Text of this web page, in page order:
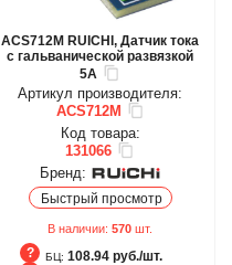
ACS712M RUICHI, Датчик тока
с гальванической развязкой
5А
Артикул производителя:
ACS712M
Код товара:
131066
Бренд:
Быстрый просмотр
В наличии: 570 шт.
БЦ: 108.94 руб./шт.